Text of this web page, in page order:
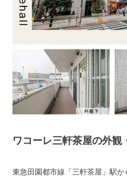
ワコーレ三軒茶屋の外観
東急田園都市線「三軒茶屋」駅